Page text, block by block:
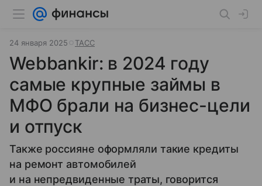
24 января 2025 ТАСС
Webbankir: в 2024 году
самые крупные займы в
МФО брали на бизнес-цели
и отпуск
Также россияне оформляли такие кредиты
на ремонт автомобилей
и на непредвиденные траты, говорится